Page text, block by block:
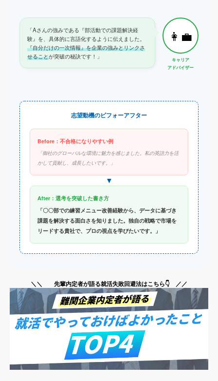
👩‍💼
キャリア
アドバイザー
「Aさんの強みである『部活動での課題解決経
験』を、具体的に言語化するように伝えました。
『自分だけの一次情報』を企業の強みとリンクさ
せることが突破の秘訣です！」
志望動機のビフォーアフター
Before：不合格になりやすい例
「御社のグローバルな環境に魅力を感じました。私の英語力を活
かして貢献し、成長したいです。」
▼
After：選考を突破した書き方
「〇〇部での練習メニュー改善経験から、データに基づき
課題を解決する面白さを知りました。独自の戦略で市場を
リードする貴社で、プロの視点を学びたいです。」
＼＼ 先輩内定者が語る就活失敗回避法はこちら👇 ／／